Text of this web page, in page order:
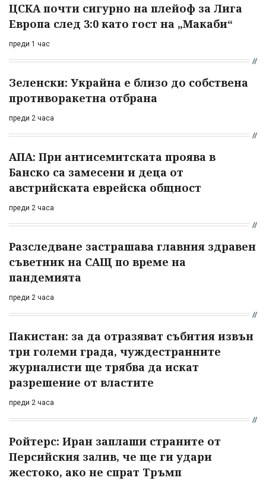
ЦСКА почти сигурно на плейоф за Лига
Европа след 3:0 като гост на „Макаби“
преди 1 час
Зеленски: Украйна е близо до собствена
противоракетна отбрана
преди 2 часа
АПА: При антисемитската проява в
Банско са замесени и деца от
австрийската еврейска общност
преди 2 часа
Разследване застрашава главния здравен
съветник на САЩ по време на
пандемията
преди 2 часа
Пакистан: за да отразяват събития извън
три големи града, чуждестранните
журналисти ще трябва да искат
разрешение от властите
преди 2 часа
Ройтерс: Иран заплаши страните от
Персийския залив, че ще ги удари
жестоко, ако не спрат Тръмп